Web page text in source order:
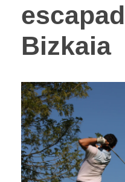
Bizkaia